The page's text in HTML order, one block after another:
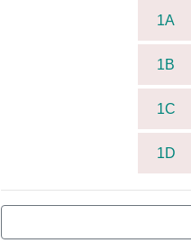
1A
1B
1C
1D